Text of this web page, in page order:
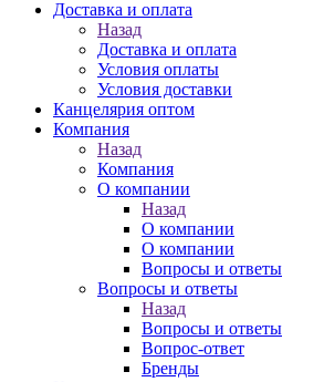
Доставка и оплата
Назад
Доставка и оплата
Условия оплаты
Условия доставки
Канцелярия оптом
Компания
Назад
Компания
О компании
Назад
О компании
О компании
Вопросы и ответы
Вопросы и ответы
Назад
Вопросы и ответы
Вопрос-ответ
Бренды